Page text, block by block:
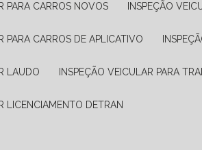
PARA CARROS NOVOS INSPEÇÃO
PARA CARROS DE APLICATIVO
LAUDO INSPEÇÃO VEICULAR PARA
LICENCIAMENTO DETRAN